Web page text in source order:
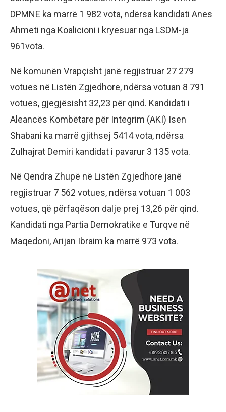
DPMNE ka marrë 1 982 vota, ndërsa kandidati Anes
Ahmeti nga Koalicioni i kryesuar nga LSDM-ja
961vota.
Në komunën Vrapçisht janë regjistruar 27 279
votues në Listën Zgjedhore, ndërsa votuan 8 791
votues, gjegjësisht 32,23 për qind. Kandidati i
Aleancës Kombëtare për Integrim (AKI) Isen
Shabani ka marrë gjithsej 5414 vota, ndërsa
Zulhajrat Demiri kandidat i pavarur 3 135 vota.
Në Qendra Zhupë në Listën Zgjedhore janë
regjistruar 7 562 votues, ndërsa votuan 1 003
votues, që përfaqëson dalje prej 13,26 për qind.
Kandidati nga Partia Demokratike e Turqve në
Maqedoni, Arijan Ibraim ka marrë 973 vota.